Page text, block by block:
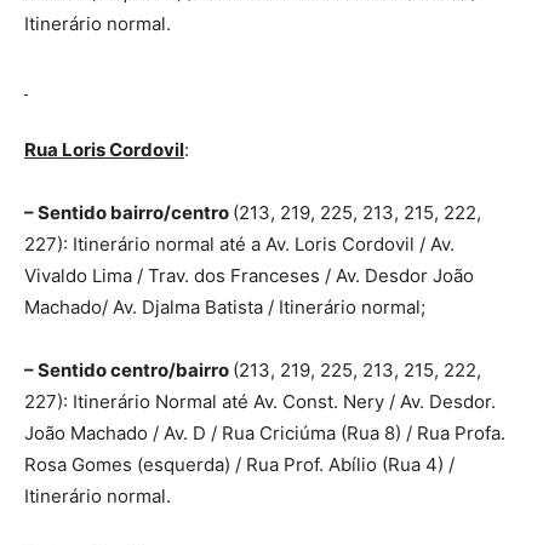
Itinerário normal.
Rua Loris Cordovil:
– Sentido bairro/centro (213, 219, 225, 213, 215, 222,
227): Itinerário normal até a Av. Loris Cordovil / Av.
Vivaldo Lima / Trav. dos Franceses / Av. Desdor João
Machado/ Av. Djalma Batista / Itinerário normal;
– Sentido centro/bairro (213, 219, 225, 213, 215, 222,
227): Itinerário Normal até Av. Const. Nery / Av. Desdor.
João Machado / Av. D / Rua Criciúma (Rua 8) / Rua Profa.
Rosa Gomes (esquerda) / Rua Prof. Abílio (Rua 4) /
Itinerário normal.